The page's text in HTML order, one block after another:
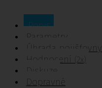
Popis
Parametry
Úhrada pojišťovny
Hodnocení
(2x)
Diskuze
Dopravné